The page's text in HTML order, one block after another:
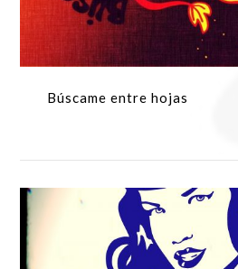
Búscame entre hojas